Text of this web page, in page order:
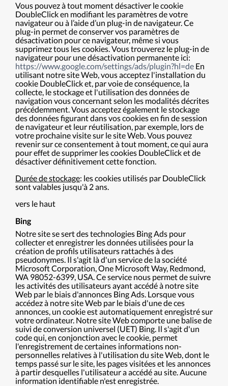
Vous pouvez à tout moment désactiver le cookie
DoubleClick en modifiant les paramètres de votre
navigateur ou à l’aide d’un plug-in de navigateur. Ce
plug-in permet de conserver vos paramètres de
désactivation pour ce navigateur, même si vous
supprimez tous les cookies. Vous trouverez le plug-in de
navigateur pour une désactivation permanente ici:
https://www.google.com/settings/ads/plugin?hl=de En
utilisant notre site Web, vous acceptez l'installation du
cookie DoubleClick et, par voie de conséquence, la
collecte, le stockage et l'utilisation des données de
navigation vous concernant selon les modalités décrites
précédemment. Vous acceptez également le stockage
des données figurant dans vos cookies en fin de session
de navigateur et leur réutilisation, par exemple, lors de
votre prochaine visite sur le site Web. Vous pouvez
revenir sur ce consentement à tout moment, ce qui aura
pour effet de supprimer les cookies DoubleClick et de
désactiver définitivement cette fonction.
Durée de stockage: les cookies utilisés par DoubleClick
sont valables jusqu'à 2 ans.
vers le haut
Bing
Notre site se sert des technologies Bing Ads pour
collecter et enregistrer les données utilisées pour la
création de profils utilisateurs rattachés à des
pseudonymes. Il s'agit là d'un service de la société
Microsoft Corporation, One Microsoft Way, Redmond,
WA 98052-6399, USA. Ce service nous permet de suivre
les activités des utilisateurs ayant accédé à notre site
Web par le biais d'annonces Bing Ads. Lorsque vous
accédez à notre site Web par le biais d'une de ces
annonces, un cookie est automatiquement enregistré sur
votre ordinateur. Notre site Web comporte une balise de
suivi de conversion universel (UET) Bing. Il s'agit d'un
code qui, en conjonction avec le cookie, permet
l'enregistrement de certaines informations non-
personnelles relatives à l'utilisation du site Web, dont le
temps passé sur le site, les pages visitées et les annonces
à partir desquelles l'utilisateur a accédé au site. Aucune
information identifiable n'est enregistrée.